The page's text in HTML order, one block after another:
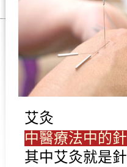
艾灸
中醫療法中的
其中艾灸就是